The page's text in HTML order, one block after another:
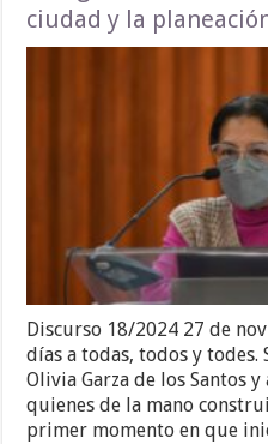
ciudad y la
Discurso 18/2024 27 de
días a todas, todos y
Olivia Garza de los Santos
quienes de la mano
primer momento en que